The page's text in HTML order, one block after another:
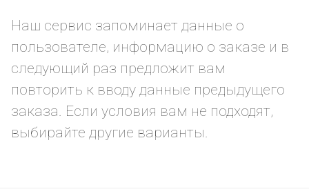
Наш сервис запоминает данные о
пользователе, информацию о заказе и в
следующий раз предложит вам
повторить к вводу данные предыдущего
заказа. Если условия вам не подходят,
выбирайте другие варианты.